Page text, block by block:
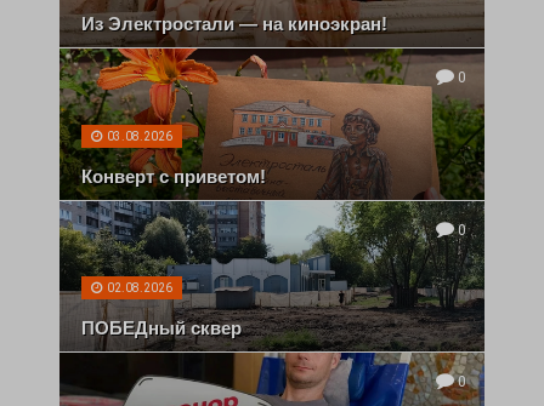
Из Электростали — на киноэкран!
0
03.08.2026
Конверт с приветом!
0
02.08.2026
ПОБЕДный сквер
0